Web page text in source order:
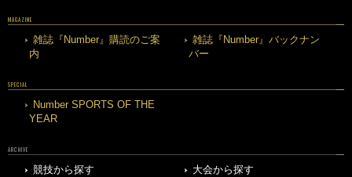
MAGAZINE
雑誌『Number』購読のご案
内
雑誌『Number』バックナン
バー
SPECIAL
Number SPORTS OF THE
YEAR
ARCHIVE
競技から探す
大会から探す